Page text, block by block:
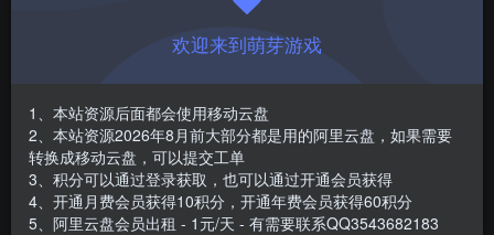
￥1
免费
登录购买
安装包大小
游戏本体大小
3.07 GB
欢迎来到萌芽游戏
1、本站资源后面都会使用移动云盘
2、本站资源2026年8月前大部分都是用的阿里云盘，如果需要
转换成移动云盘，可以提交工单
3、积分可以通过登录获取，也可以通过开通会员获得
4、开通月费会员获得10积分，开通年费会员获得60积分
5、阿里云盘会员出租 - 1元/天 - 有需要联系QQ3543682183